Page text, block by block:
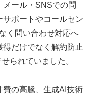
メール・SNSでの問
サポートやコールセン
く問い合わせ対応へ
だけでなく解約防止
られていました。
費の高騰、生成AI技術